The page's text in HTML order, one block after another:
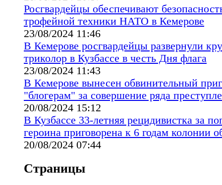
Росгвардейцы обеспечивают
трофейной техники НАТО в Кемерове
23/08/2024 11:46
В Кемерове росгвардейцы развернули
триколор в Кузбассе в честь Дня флага
23/08/2024 11:43
В Кемерове вынесен обвинительный
"блогерам" за совершение ряда
20/08/2024 15:12
В Кузбассе 33-летняя рецидивистка за
героина приговорена к 6 годам колонии
20/08/2024 07:44
Страницы